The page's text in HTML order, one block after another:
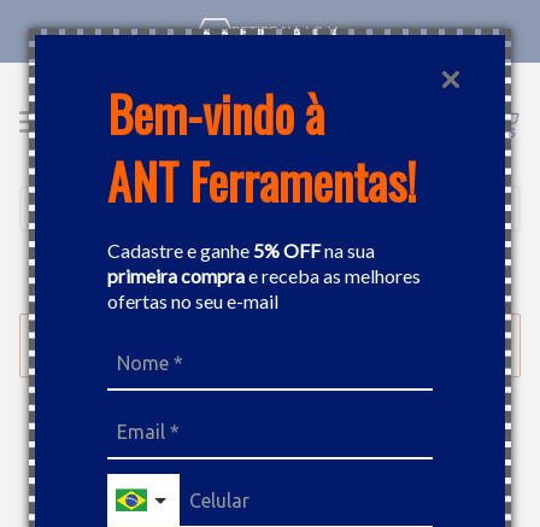
Bem-vindo à
ANT Ferramentas!
Cadastre e ganhe5% OFFna sua
primeira comprae receba as melhores
ofertas no seu e-mail
RETIRE NA LOJA
ADESIVOS E QUÍMICOS SELANTE
Plasti Film 500ml Vermelho